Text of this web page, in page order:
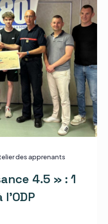
des apprenants
4.5 » : 1